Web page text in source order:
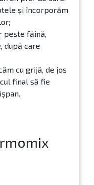
și încorporăm
peste făină,
după care
cu grijă, de jos
final să fie